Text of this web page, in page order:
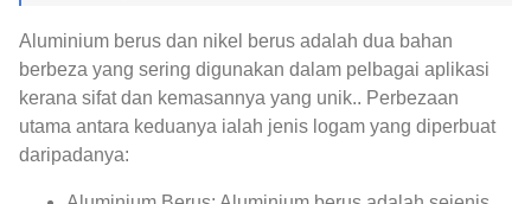
Aluminium berus dan nikel berus adalah dua bahan
berbeza yang sering digunakan dalam pelbagai aplikasi
kerana sifat dan kemasannya yang unik.. Perbezaan
utama antara keduanya ialah jenis logam yang diperbuat
daripadanya: